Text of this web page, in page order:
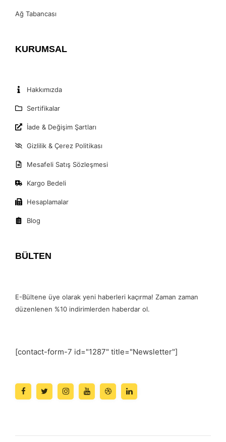
Ağ Tabancası
KURUMSAL
Hakkımızda
Sertifikalar
İade & Değişim Şartları
Gizlilik & Çerez Politikası
Mesafeli Satış Sözleşmesi
Kargo Bedeli
Hesaplamalar
Blog
BÜLTEN
E-Bültene üye olarak yeni haberleri kaçırma! Zaman zaman
düzenlenen %10 indirimlerden haberdar ol.
[contact-form-7 id="1287" title="Newsletter"]